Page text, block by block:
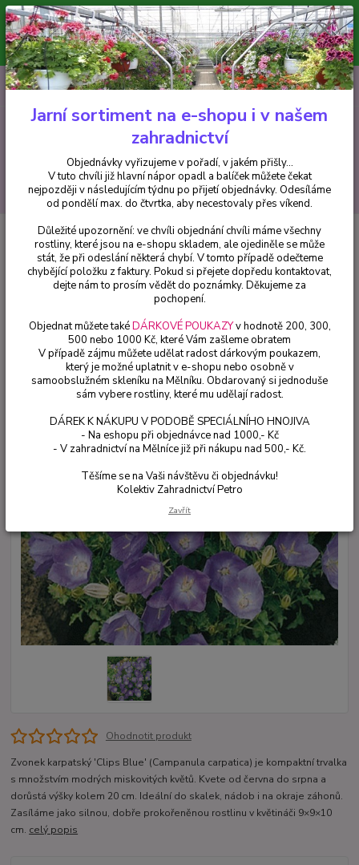
Minimální hodnota pro odeslání z e-shopu je 300 Kč.
V tuto chvíli již hlavní nápor objednávek opadl a balíček můžete čekat
nejpozději v následujícím týdnu po přijetí objednávky. Objednávky
vyřizujeme v pořadí, v jakém přišly...
CZK
Hledat
+420 602 223 614 0ks
za0 Kč
Trvalky Zvonek modrý (Campanula Carp. Clips)
Zvonek modrý (Campanula Carp.
Clips)
Ohodnotit produkt
Zvonek karpatský 'Clips Blue' (Campanula carpatica) je kompaktní trvalka
s množstvím modrých miskovitých květů. Kvete od června do srpna a
dorůstá výšky kolem 20 cm. Ideální do skalek, nádob i na okraje záhonů.
Zasíláme jako silnou, dobře prokořeněnou rostlinu v květináči 9×9×10
cm. celý popis
Jarní sortiment na e-shopu i v našem
zahradnictví
Objednávky vyřizujeme v pořadí, v jakém přišly...
V tuto chvíli již hlavní nápor opadl a balíček můžete čekat
nejpozději v následujícím týdnu po přijetí objednávky. Odesíláme
od pondělí max. do čtvrtka, aby necestovaly přes víkend.
Důležité upozornění: ve chvíli objednání chvíli máme všechny
rostliny, které jsou na e-shopu skladem, ale ojediněle se může
stát, že při odeslání některá chybí. V tomto případě odečteme
chybějící položku z faktury. Pokud si přejete dopředu kontaktovat,
dejte nám to prosím vědět do poznámky. Děkujeme za
pochopení.
Objednat můžete takéDÁRKOVÉ POUKAZYv hodnotě 200, 300,
500 nebo 1000 Kč, které Vám zašleme obratem
V případě zájmu můžete udělat radost dárkovým poukazem,
který je možné uplatnit v e-shopu nebo osobně v
samoobslužném skleníku na Mělníku. Obdarovaný si jednoduše
sám vybere rostliny, které mu udělají radost.
DÁREK K NÁKUPU V PODOBĚ SPECIÁLNÍHO HNOJIVA
- Na eshopu při objednávce nad 1000,- Kč
- V zahradnictví na Mělníce již při nákupu nad 500,- Kč.
Těšíme se na Vaši návštěvu či objednávku!
Kolektiv Zahradnictví Petro
Zavřít